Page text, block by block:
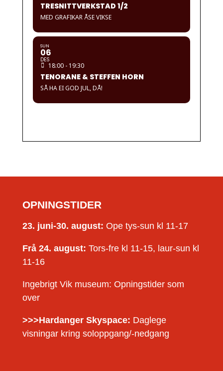
TRESNITTVERKSTAD 1/2
MED GRAFIKAR ÅSE VIKSE
SUN
06
DES
18:00 - 19:30
TENORANE & STEFFEN HORN
SÅ HA EI GOD JUL, DÅ!
OPNINGSTIDER
23. juni-30. august: Ope tys-sun kl 11-17
Frå 24. august: Tors-fre kl 11-15, laur-sun kl
11-16
Ingebrigt Vik museum: Opningstider som
over
>>>Hardanger Skyspace: Daglege
visningar kring soloppgang/-nedgang